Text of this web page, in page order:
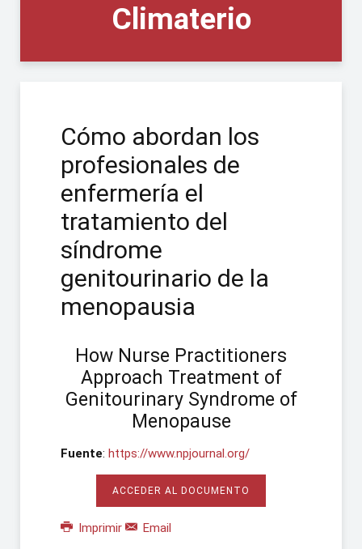
Climaterio
Cómo abordan los
profesionales de
enfermería el
tratamiento del
síndrome
genitourinario de la
menopausia
How Nurse Practitioners
Approach Treatment of
Genitourinary Syndrome of
Menopause
Fuente: https://www.npjournal.org/
ACCEDER AL DOCUMENTO
Imprimir Email